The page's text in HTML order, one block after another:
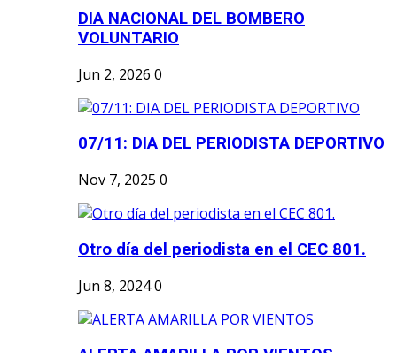
DIA NACIONAL DEL BOMBERO
VOLUNTARIO
Jun 2, 2026 0
07/11: DIA DEL PERIODISTA DEPORTIVO
Nov 7, 2025 0
Otro día del periodista en el CEC 801.
Jun 8, 20240